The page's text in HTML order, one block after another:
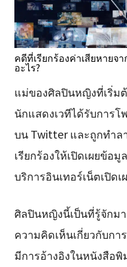
คดีที่เรียกร้องค่าเสียหาย
อะไร?
แม่ของศิลปินหญิงที่เริ่ม
นักแสดงเวทีได้รับการโ
บน Twitter และถูกทำล
เรียกร้องให้เปิดเผยข้อ
บริการอินเทอร์เน็ตเปิด
ศิลปินหญิงนี้เป็นที่รู้จักม
ความคิดเห็นเกี่ยวกับก
มีการอ้างอิงในหนังสือ